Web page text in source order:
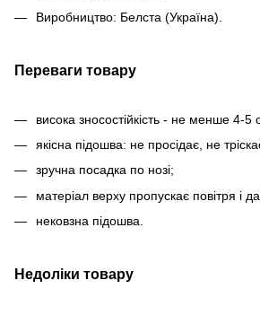
Виробництво: Белста (Україна).
Переваги товару
висока зносостійкість - не менше 4-5
якісна підошва: не просідає, не
зручна посадка по нозі;
матеріал верху пропускає повітря і
нековзна підошва.
Недоліки товару